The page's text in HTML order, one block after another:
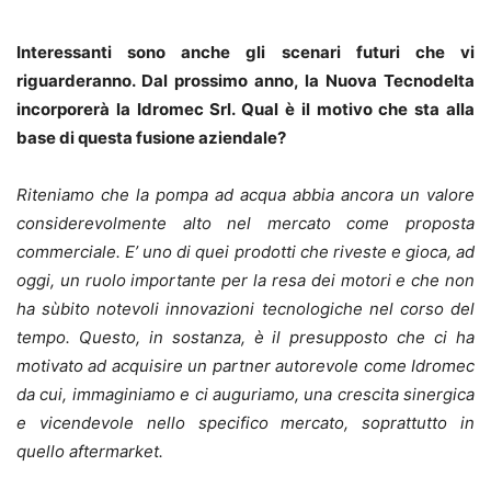
Interessanti sono anche gli scenari futuri che vi
riguarderanno. Dal prossimo anno, la Nuova Tecnodelta
incorporerà la Idromec Srl. Qual è il motivo che sta alla
base di questa fusione aziendale?
Riteniamo che la pompa ad acqua abbia ancora un valore
considerevolmente alto nel mercato come proposta
commerciale. E’ uno di quei prodotti che riveste e gioca, ad
oggi, un ruolo importante per la resa dei motori e che non
ha sùbito notevoli innovazioni tecnologiche nel corso del
tempo. Questo, in sostanza, è il presupposto che ci ha
motivato ad acquisire un partner autorevole come Idromec
da cui, immaginiamo e ci auguriamo, una crescita sinergica
e vicendevole nello specifico mercato, soprattutto in
quello aftermarket.